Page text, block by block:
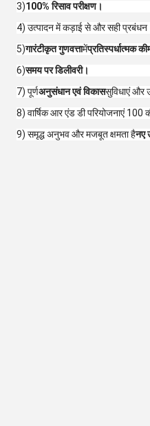
3)100% रिसाव परीक्षण।
4) उत्पादन में कड़ाई से और सही
5)गारंटीकृत गुणवत्तामेंप्रतिस्पर्धात्मक
6)समय पर डिलीवरी।
7) पूर्णअनुसंधान एवं विकाससुविधाएं और
8) वार्षिक आर एंड डी परियोजनाएं
9) समृद्ध अनुभव और मजबूत क्षमता हैनए